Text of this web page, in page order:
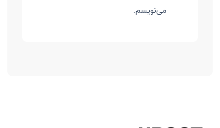
می‌نویسم.